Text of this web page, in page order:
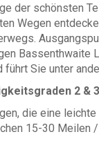
der schönsten
Wegen
Bassenthwaite
Sie unter
2 & 3
die eine
15-30 Meilen